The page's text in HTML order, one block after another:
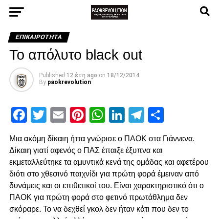
ΕΠΙΚΑΙΡΌΤΗΤΑ
Το απόλυτο black out
Published 12 έτη ago on 18/12/2014
By paokrevolution
Facebook
Twitter
EmailPinterest
WhatsApp
LinkedIn
Telegram
Μια ακόμη δίκαιη ήττα γνώρισε ο ΠΑΟΚ στα Γιάννενα.
Δίκαιη γιατί αφενός ο ΠΑΣ έπαιξε έξυπνα και
εκμεταλλεύτηκε τα αμυντικά κενά της ομάδας και αφετέρου
διότι στο χθεσινό παιχνίδι για πρώτη φορά έμειναν από
δυνάμεις και οι επιθετικοί του. Είναι χαρακτηριστικό ότι ο
ΠΑΟΚ για πρώτη φορά στο φετινό πρωτάθλημα δεν
σκόραρε. Το να δεχθεί γκολ δεν ήταν κάτι που δεν το